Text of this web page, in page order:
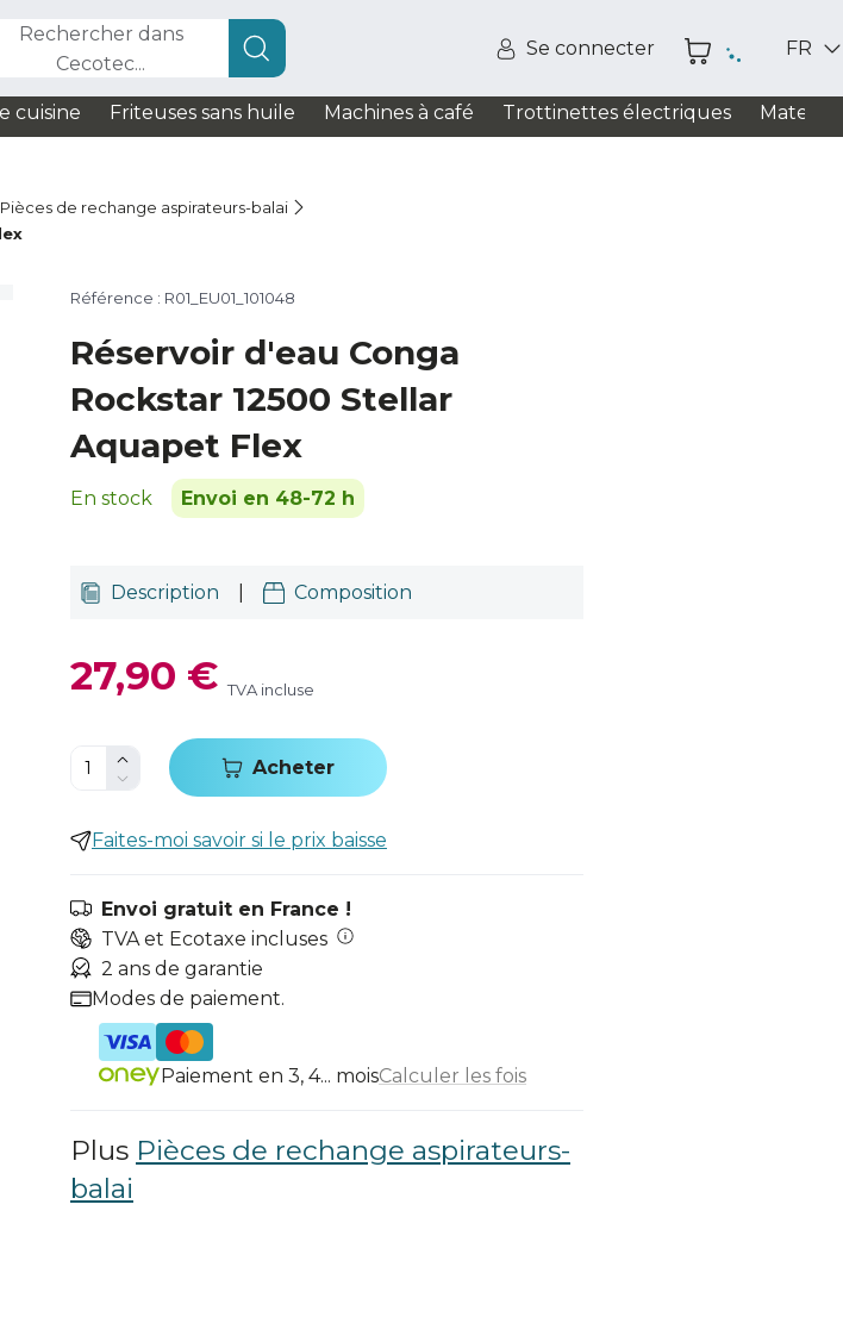
Rechercher dans
Cecotec...
Se connecter FR
cuisine Friteuses sans huile Machines à café Trottinettes électriques Matelas
Pièces de rechange aspirateurs-balai
Référence : R01_EU01_101048
Réservoir d'eau Conga
Rockstar 12500 Stellar
Aquapet Flex
En stock Envoi en 48-72 h
Description Composition
27,90 € TVA incluse
Acheter
Faites-moi savoir si le prix baisse
Envoi gratuit en France !
TVA et Ecotaxe incluses
2 ans de garantie
Modes de paiement.
Paiement en 3, 4... moisCalculer les fois
Plus Pièces de rechange aspirateurs-
balai